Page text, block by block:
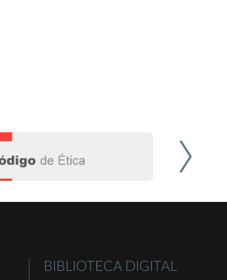
BIBLIOTECA DIGITAL